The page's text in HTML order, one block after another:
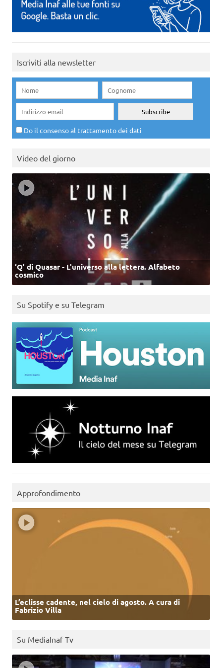
Iscriviti alla newsletter
Do il consenso al trattamento dei dati
Video del giorno
‘Q’ di Quasar - L'universo alla lettera. Alfabeto
cosmico
Su Spotify e su Telegram
Approfondimento
L’eclisse cadente, nel cielo di agosto. A cura di
Fabrizio Villa
Su MediaInaf Tv